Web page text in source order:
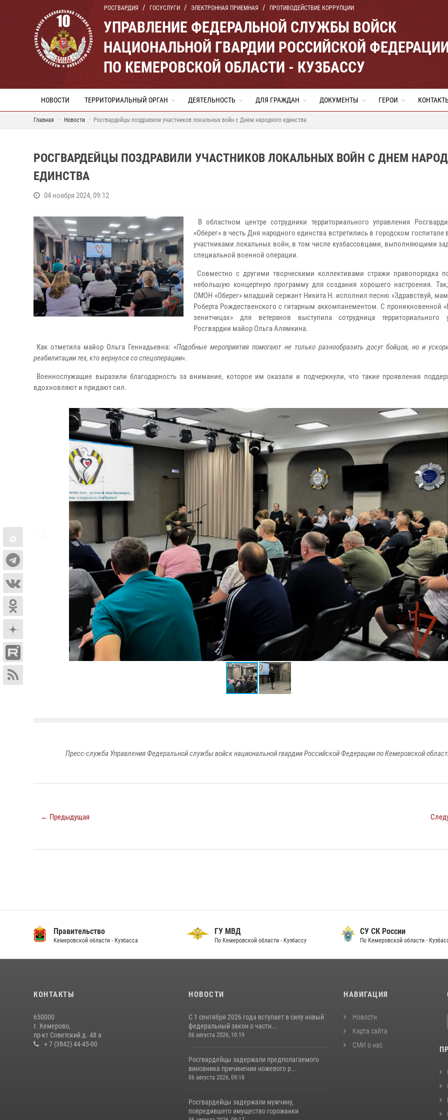
РОСГВАРДИЯ ГОСУСЛУГИ ЭЛЕКТРОННАЯ ПРИЕМНАЯ ПРОТИВОДЕЙСТВИЕ КОРРУПЦИИ
УПРАВЛЕНИЕ ФЕДЕРАЛЬНОЙ СЛУЖБЫ ВОЙСК
НАЦИОНАЛЬНОЙ ГВАРДИИ РОССИЙСКОЙ
ПО КЕМЕРОВСКОЙ ОБЛАСТИ - КУЗБАССУ
НОВОСТИ ТЕРРИТОРИАЛЬНЫЙ ОРГАН ДЕЯТЕЛЬНОСТЬ ДЛЯ ГРАЖДАН ДОКУМЕНТЫ ГЕРОИ
Главная Новости Росгвардейцы поздравили участников локальных войн с Днем народного единства
РОСГВАРДЕЙЦЫ ПОЗДРАВИЛИ УЧАСТНИКОВ ЛОКАЛЬНЫХ ВОЙН С ДНЕМ
ЕДИНСТВА
04 ноября 2024, 09:12
В областном центре сотрудники территориального управления
«Оберег» в честь Дня народного единства встретились в городском госпитале
участниками локальных войн, в том числе кузбассовцами, выполняющими
специальной военной операции.
Совместно с другими творческими коллективами стражи правопорядка
небольшую концертную программу для создания хорошего настроения.
ОМОН «Оберег» младший сержант Никита Н. исполнил песню «Здравствуй,
Роберта Рождественского с гитарным аккомпанементом. С проникновенной
зенитчицах» для ветеранов выступила сотрудница территориального
Росгвардии майор Ольга Алямкина.
Как отметила майор Ольга Геннадьевна:«Подобные мероприятия помогают не только разнообразить досуг бойцов, но и
реабилитации тех, кто вернулся со спецоперации».
Военнослужащие выразили благодарность за внимание, которое им оказали и подчеркнули, что такие проявления
вдохновляют и придают сил.
Пресс-служба Управления Федеральной службы войск национальной гвардии Российской Федерации по Кемеровской
← Предыдущая
Правительство
Кемеровской области - Кузбасса
ГУ МВД
По Кемеровской области - Кузбассу
СУ СК России
По Кемеровской области -
КОНТАКТЫ
650000
г. Кемерово,
пр-кт Советский д. 48 а
+ 7 (3842) 44-45-00
НОВОСТИ
С 1 сентября 2026 года вступает в силу новый
федеральный закон о частн...
06 августа 2026, 10:19
Росгвардейцы задержали предполагаемого
виновника причинения ножевого р...
06 августа 2026, 09:18
Росгвардейцы задержали мужчину,
повредившего имущество горожанки
НАВИГАЦИЯ
Новости
Карта сайта
СМИ о нас